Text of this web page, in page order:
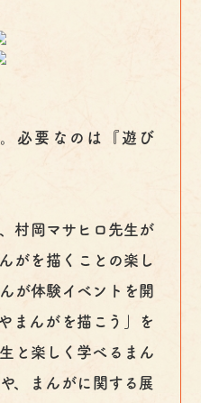
必要なのは『遊び
村岡マサヒロ先生が
がを描くことの楽し
が体験イベントを開
まんがを描こう」を
と楽しく学べるまん
、まんがに関する展